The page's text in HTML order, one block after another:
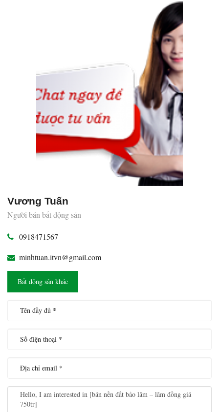
Vương Tuấn
Người bán bất động sản
0918471567
minhtuan.itvn@gmail.com
Bất động sản khác